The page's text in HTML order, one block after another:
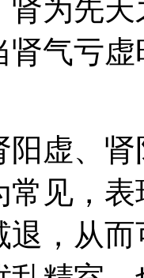
先天
肾气亏
、肾
常见，
退，从